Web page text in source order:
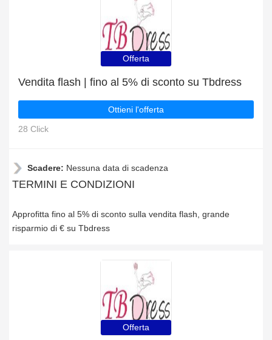
Offerta
Vendita flash | fino al 5% di sconto su Tbdress
Ottieni l'offerta
28 Click
Scadere: Nessuna data di scadenza
TERMINI E CONDIZIONI
Approfitta fino al 5% di sconto sulla vendita flash, grande
risparmio di € su Tbdress
Offerta